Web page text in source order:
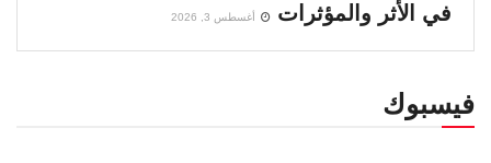
في الأثر والمؤثرات
أغسطس 3, 2026
فيسبوك